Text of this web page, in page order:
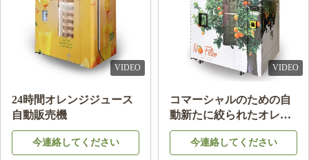
VIDEO
24時間オレンジジュース
自動販売機
今連絡してください
VIDEO
コマーシャルのための自
動新たに絞られたオレン
ジ ジュースの自動販売機
今連絡してください